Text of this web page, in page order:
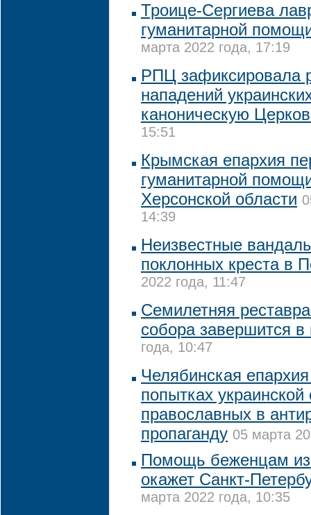
Троице-Сергиева
гуманитарной
марта 2022 года, 17:19
РПЦ зафиксировала
нападений
каноническую
15:51
Крымская епархия
гуманитарной
Херсонской области
14:39
Неизвестные
поклонных креста в
2022 года, 11:47
Семилетняя
собора завершится
года, 10:47
Челябинская
попытках украинской
православных в
пропаганду 05 марта
Помощь беженцам
окажет Санкт-
марта 2022 года, 10:35